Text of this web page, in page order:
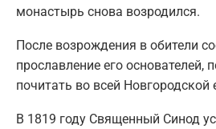
монастырь снова возродился.
После возрождения в обители
прославление его основателей,
почитать во всей Новгородской
В 1819 году Священный Синод